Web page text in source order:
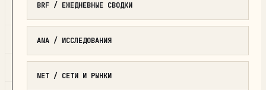
BRF / ЕЖЕДНЕВНЫЕ СВОДКИ
ANA / ИССЛЕДОВАНИЯ
NET / СЕТИ И РЫНКИ